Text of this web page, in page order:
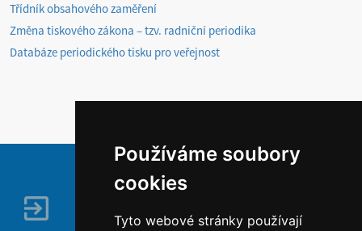
Používáme soubory
cookies
Tyto webové stránky používají
Třídník obsahového zaměření
Změna tiskového zákona – tzv. radniční periodika
Databáze periodického tisku pro veřejnost